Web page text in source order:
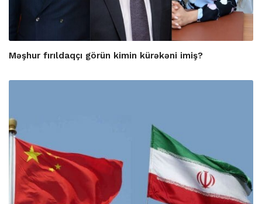
Məşhur fırıldaqçı görün kimin kürəkəni imiş?